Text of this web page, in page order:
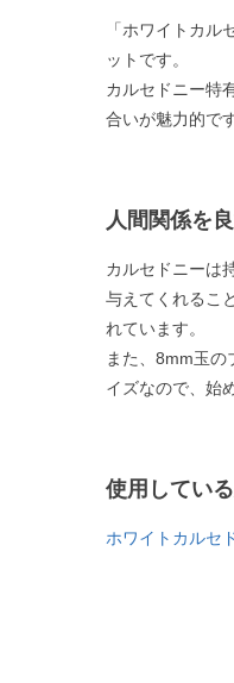
「ホワイトカ
ットです。
カルセドニー特
合いが魅力的です
人間関係を
カルセドニーは
与えてくれるこ
れています。
また、8mm玉
イズなので、始
使用してい
ホワイトカルセ